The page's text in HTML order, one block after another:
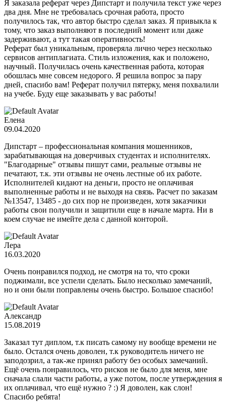
Я заказала реферат через Дипстарт и получила текст уже через
два дня. Мне не требовалась срочная работа, просто
получилось так, что автор быстро сделал заказ. Я привыкла к
тому, что заказ выполняют в последний момент или даже
задерживают, а тут такая оперативность!
Реферат был уникальным, проверяла лично через несколько
сервисов антиплагиата. Стиль изложения, как и положено,
научный. Получилась очень качественная работа, которая
обошлась мне совсем недорого. Я решила вопрос за пару
дней, спасибо вам! Реферат получил пятерку, меня похвалили
на учебе. Буду еще заказывать у вас работы!
Елена
09.04.2020
Дипстарт – профессиональная компания мошенников,
зарабатывающая на доверчивых студентах и исполнителях.
"Благодарные" отзывы пишут сами, реальные отзывы не
печатают, т.к. эти отзывы не очень лестные об их работе.
Исполнителей кидают на деньги, просто не оплачивая
выполненные работы и не выходя на связь. Расчет по заказам
№13547, 13485 - до сих пор не произведен, хотя заказчики
работы свои получили и защитили еще в начале марта. Ни в
коем случае не имейте дела с данной конторой.
Лера
16.03.2020
Очень понравился подход, не смотря на то, что сроки
поджимали, все успели сделать. Было несколько замечаний,
но и они были поправлены очень быстро. Большое спасибо!
Александр
15.08.2019
Заказал тут диплом, т.к писать самому ну вообще времени не
было. Остался очень доволен, т.к руководитель ничего не
заподозрил, а так-же принял работу без особых замечаний.
Ещё очень понравилось, что рисков не было для меня, мне
сначала слали части работы, а уже потом, после утверждения я
их оплачивал, что ещё нужно ? :) Я доволен, как слон!
Спасибо ребята!